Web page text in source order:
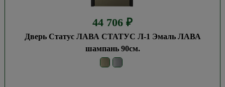
44 706 ₽
Дверь Статус ЛАВА СТАТУС Л-1 Эмаль ЛАВА
шампань 90см.